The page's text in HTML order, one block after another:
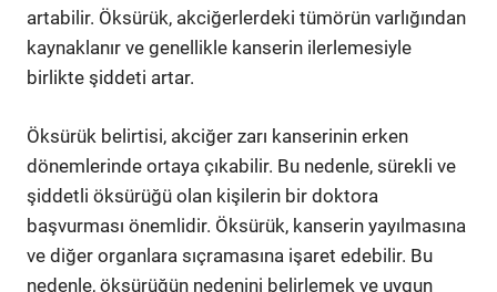
artabilir. Öksürük, akciğerlerdeki tümörün varlığından
kaynaklanır ve genellikle kanserin ilerlemesiyle
birlikte şiddeti artar.
Öksürük belirtisi, akciğer zarı kanserinin erken
dönemlerinde ortaya çıkabilir. Bu nedenle, sürekli ve
şiddetli öksürüğü olan kişilerin bir doktora
başvurması önemlidir. Öksürük, kanserin yayılmasına
ve diğer organlara sıçramasına işaret edebilir. Bu
nedenle, öksürüğün nedenini belirlemek ve uygun